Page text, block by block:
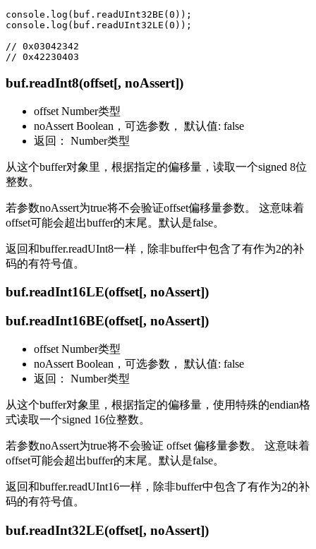
console.log(buf.readUInt32BE(0));
console.log(buf.readUInt32LE(0));
// 0x03042342
buf.readInt8(offset[, noAssert])
offset Number类型
noAssert Boolean，可选参数， 默认值: false
返回： Number类型
从这个buffer对象里，根据指定的偏移量，读取一个signed 8位
整数。
若参数noAssert为true将不会验证offset偏移量参数。 这意味着
offset可能会超出buffer的末尾。默认是false。
返回和buffer.readUInt8一样，除非buffer中包含了有作为2的补
码的有符号值。
buf.readInt16LE(offset[, noAssert])
buf.readInt16BE(offset[, noAssert])
offset Number类型
noAssert Boolean，可选参数， 默认值: false
返回： Number类型
从这个buffer对象里，根据指定的偏移量，使用特殊的endian格
式读取一个signed 16位整数。
若参数noAssert为true将不会验证 offset 偏移量参数。 这意味着
offset可能会超出buffer的末尾。默认是false。
返回和buffer.readUInt16一样，除非buffer中包含了有作为2的补
码的有符号值。
buf.readInt32LE(offset[, noAssert])